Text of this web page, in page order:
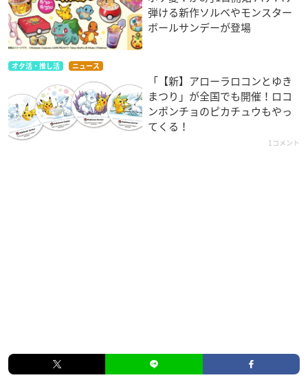
弾ける新作ソルベやモンスター
ボールサンデーが登場
オタ活・推し活 ニュース
「【新】アローラロコンとゆき
まつり」が全国でも開催！ロコ
ンポンチョのピカチュウもやっ
てくる！
1コメント